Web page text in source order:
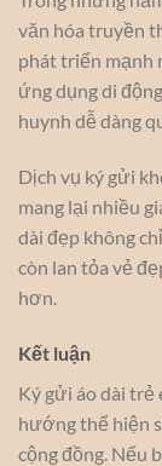
văn hóa truyền
phát triển mạnh
ứng dụng di
huynh dễ dàng
Dịch vụ ký gửi
mang lại nhiều
dài đẹp không
còn lan tỏa vẻ
hơn.
Kết luận
Ký gửi áo dài trẻ
hướng thể hiện
cộng đồng. Nếu